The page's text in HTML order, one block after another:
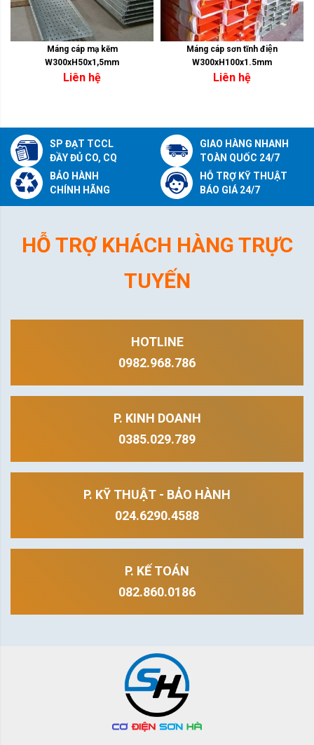
Máng cáp mạ kẽm
W300xH50x1,5mm
Liên hệ
Máng cáp sơn tĩnh điện
W300xH100x1.5mm
Liên hệ
SP ĐẠT TCCL
ĐẦY ĐỦ CO, CQ
GIAO HÀNG NHANH
TOÀN QUỐC 24/7
BẢO HÀNH
CHÍNH HÃNG
HỖ TRỢ KỸ THUẬT
BÁO GIÁ 24/7
HỖ TRỢ KHÁCH HÀNG TRỰC
TUYẾN
HOTLINE
0982.968.786
P. KINH DOANH
0385.029.789
P. KỸ THUẬT - BẢO HÀNH
024.6290.4588
P. KẾ TOÁN
082.860.0186